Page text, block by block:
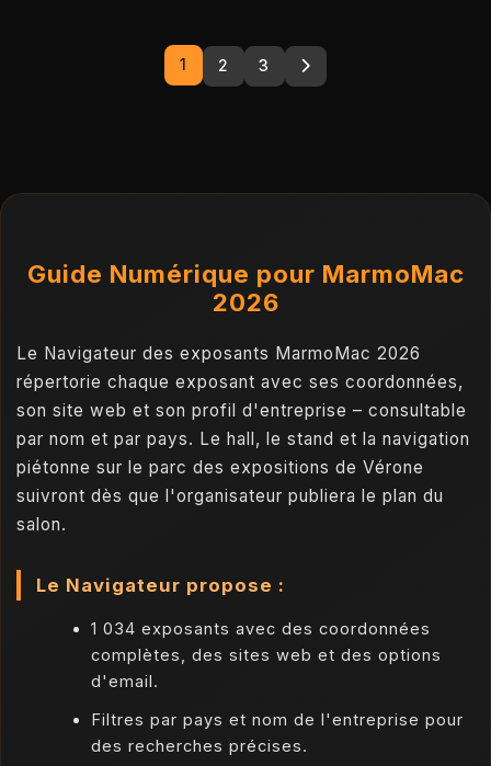
1 2 3
Guide Numérique pour MarmoMac
2026
Le Navigateur des exposants MarmoMac 2026
répertorie chaque exposant avec ses coordonnées,
son site web et son profil d'entreprise – consultable
par nom et par pays. Le hall, le stand et la navigation
piétonne sur le parc des expositions de Vérone
suivront dès que l'organisateur publiera le plan du
salon.
Le Navigateur propose :
1 034 exposants avec des coordonnées
complètes, des sites web et des options
d'email.
Filtres par pays et nom de l'entreprise pour
des recherches précises.